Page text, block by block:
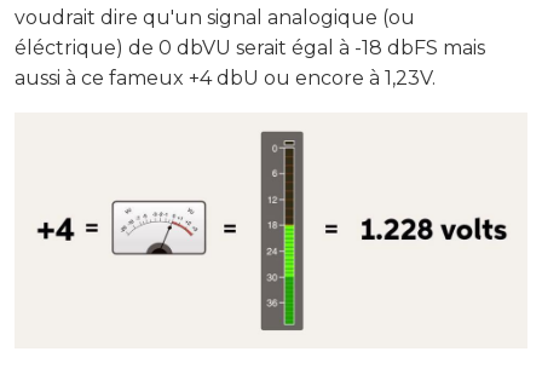
voudrait dire qu'un signal analogique (ou
éléctrique) de 0 dbVU serait égal à -18 dbFS mais
aussi à ce fameux +4 dbU ou encore à 1,23V.